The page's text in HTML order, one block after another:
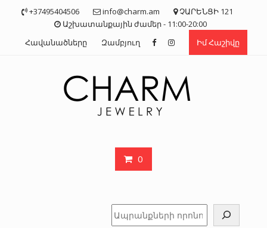
+37495404506 info@charm.am
ՉԱՐԵՆՑԻ 121
Աշխատանքային ժամեր - 11:00-20:00
Հավանածները
Զամբյուղ Իմ Հաշիվը
0
Որոնել